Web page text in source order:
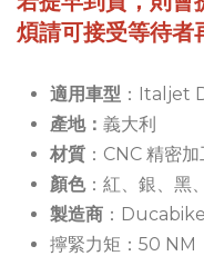
煩請可接受等待者
適用車型 ：Italjet
產地： 義大利
材質 ：CNC 精密
顏色：紅、銀、黑
製造商 ：Ducabike
擰緊力矩：50 NM